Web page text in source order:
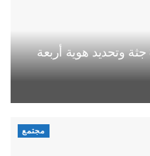
سلطات سبتة تعلن انتشال 80 جثة وتحديد هوية أربعة
مجتمع